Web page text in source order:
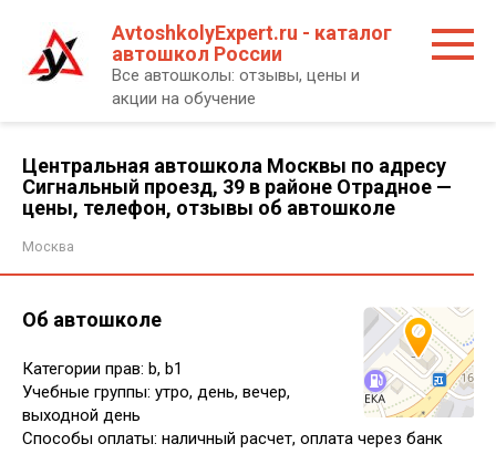
контенту
AvtoshkolyExpert.ru - каталог
автошкол России
Все автошколы: отзывы, цены и
акции на обучение
Центральная автошкола Москвы по адресу
Сигнальный проезд, 39 в районе Отрадное —
цены, телефон, отзывы об автошколе
Москва
Об автошколе
Категории прав: b, b1
Учебные группы: утро, день, вечер,
выходной день
Способы оплаты: наличный расчет, оплата через банк